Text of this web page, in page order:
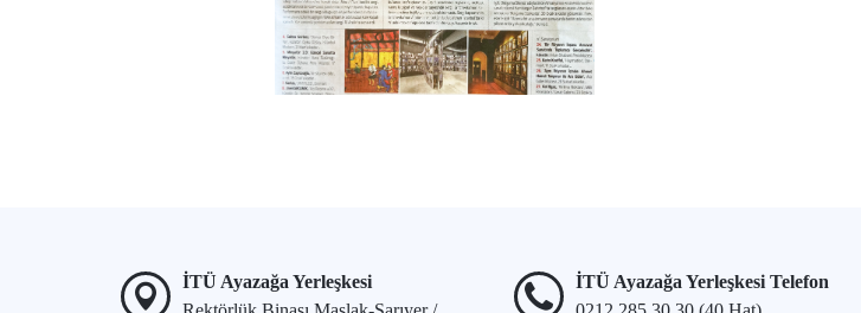
İTÜ Ayazağa Yerleşkesi
İTÜ Ayazağa Yerleşkesi Telefon